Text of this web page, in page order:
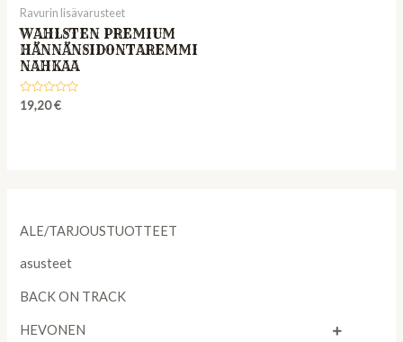
ALE/TARJOUSTUOTTEET
asusteet
BACK ON TRACK
HEVONEN
Ravurin lisävarusteet
WAHLSTEN PREMIUM
HÄNNÄNSIDONTAREMMI
NAHKAA
Rated
19,20€